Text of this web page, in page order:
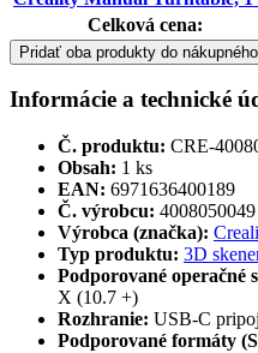
Celková cena:
Pridať oba produkty do
Informácie a technické
Č. produktu: CRE-
Obsah: 1 ks
EAN: 6971636400189
Č. výrobcu: 4008050049
Výrobca (značka):
Typ produktu: 3D
Podporované operačné
X (10.7 +)
Rozhranie: USB-C
Podporované formáty